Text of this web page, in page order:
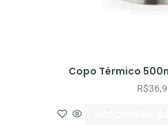
Copo Térmico
R$